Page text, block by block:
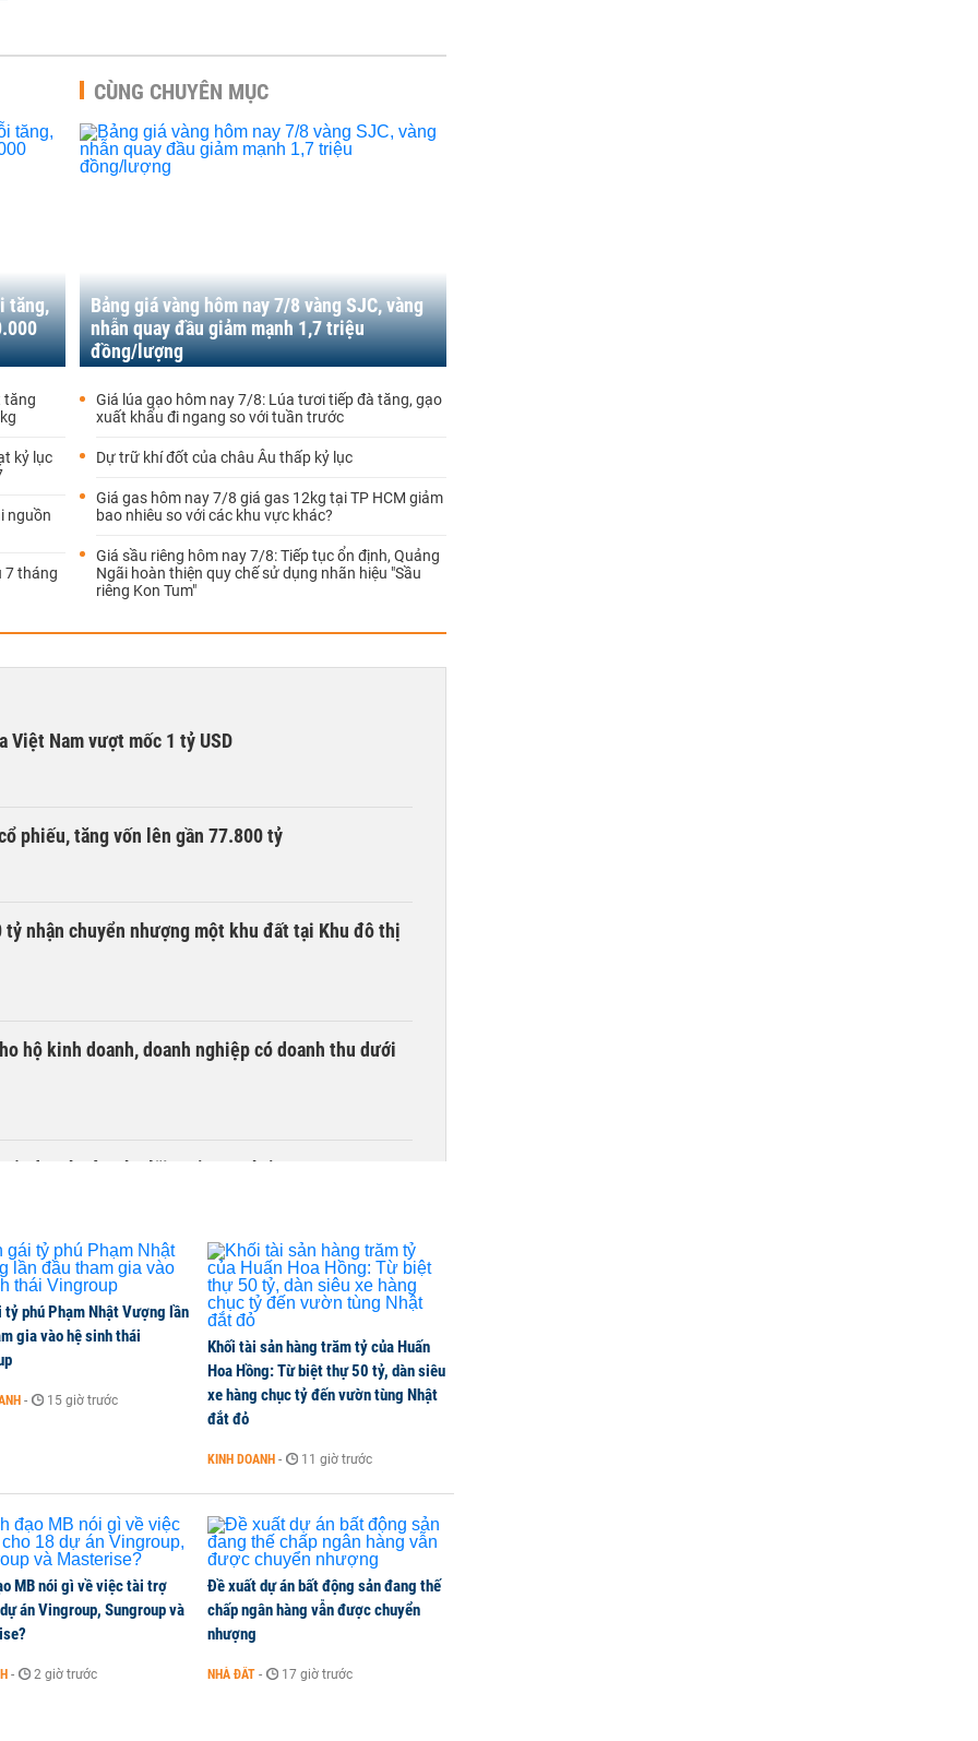
tăng,
tăng
kỷ lục
nguồn
7 tháng
CÙNG CHUYÊN MỤC
Bảng giá vàng hôm nay 7/8 vàng SJC, vàng
nhẫn quay đầu giảm mạnh 1,7 triệu
đồng/lượng
Giá lúa gạo hôm nay 7/8: Lúa tươi tiếp đà tăng, gạo
xuất khẩu đi ngang so với tuần trước
Dự trữ khí đốt của châu Âu thấp kỷ lục
Giá gas hôm nay 7/8 giá gas 12kg tại TP HCM giảm
bao nhiêu so với các khu vực khác?
Giá sầu riêng hôm nay 7/8: Tiếp tục ổn định, Quảng
Ngãi hoàn thiện quy chế sử dụng nhãn hiệu "Sầu
riêng Kon Tum"
Việt Nam vượt mốc 1 tỷ USD
phiếu, tăng vốn lên gần 77.800 tỷ
nhận chuyển nhượng một khu đất tại Khu đô thị
hộ kinh doanh, doanh nghiệp có doanh thu dưới
doanh nào cho lãi suất cao nhất?
hợp hơn 49.000 tỷ đồng
tại trạm sạc Ford Giải Phóng
tham chiếu cho Việt Nam
tỷ phú Phạm Nhật Vượng lần
gia vào hệ sinh thái
- 15 giờ trước
Khối tài sản hàng trăm tỷ của Huấn
Hoa Hồng: Từ biệt thự 50 tỷ, dàn siêu
xe hàng chục tỷ đến vườn tùng Nhật
đắt đỏ
KINH DOANH - 11 giờ trước
MB nói gì về việc tài trợ
án Vingroup, Sungroup và
- 2 giờ trước
Đề xuất dự án bất động sản đang thế
chấp ngân hàng vẫn được chuyển
nhượng
NHÀ ĐẤT - 17 giờ trước